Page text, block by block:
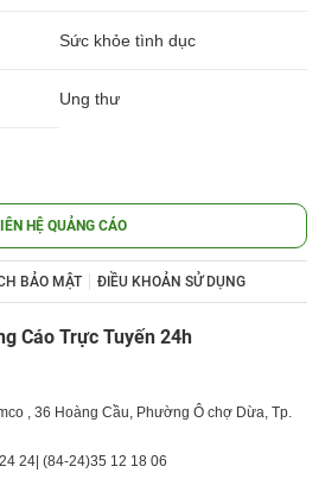
Sức khỏe tình dục
Ung thư
HỆ QUẢNG CÁO
BẢO MẬT ĐIỀU KHOẢN SỬ DỤNG
Cáo Trực Tuyến 24h
, 36 Hoàng Cầu, Phường Ô chợ Dừa, Tp.
24| (84-24)35 12 18 06